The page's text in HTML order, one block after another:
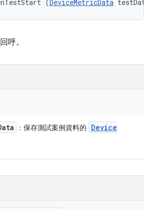
(DeviceMetricData
呼。
：保存測試案例資料的
Device